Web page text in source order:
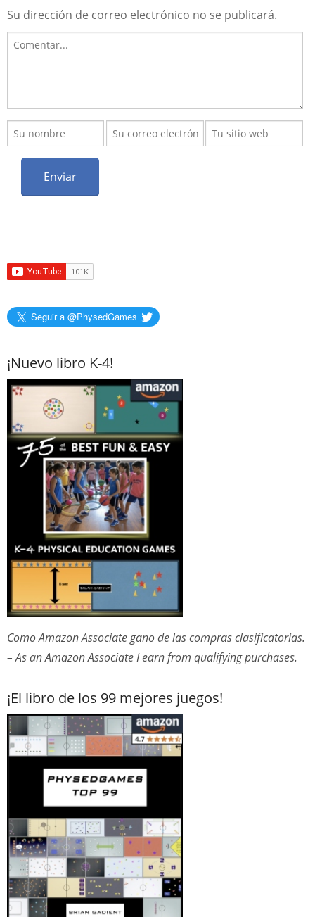
Su dirección de correo electrónico no se publicará.
Seguir a @PhysedGames
¡Nuevo libro K-4!
Como Amazon Associate gano de las compras clasificatorias.
– As an Amazon Associate I earn from qualifying purchases.
¡El libro de los 99 mejores juegos!